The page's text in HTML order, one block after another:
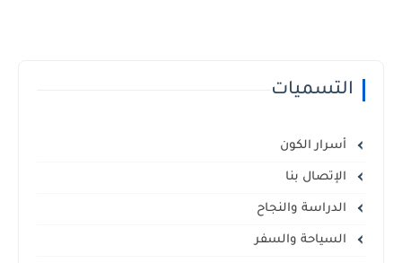
التسميات
أسرار الكون
الإتصال بنا
الدراسة والنجاح
السياحة والسفر